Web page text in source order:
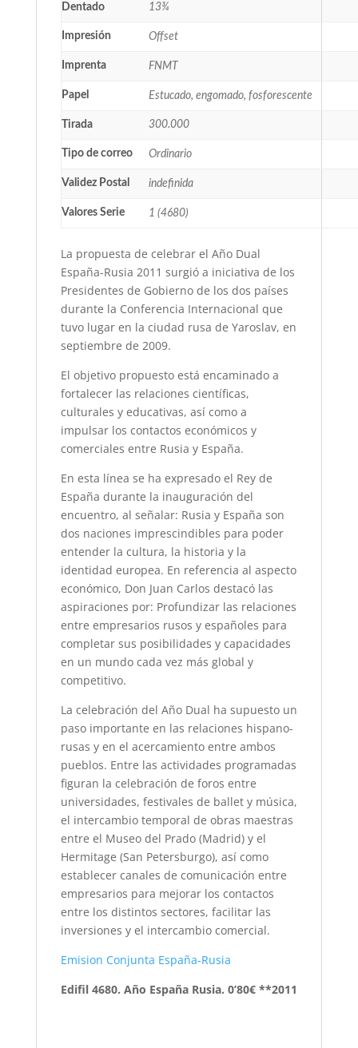
Dentado 13¾
Impresión Offset
Imprenta FNMT
Papel Estucado, engomado, fosforescente
Tirada 300.000
Tipo de correo Ordinario
Validez Postal indefinida
Valores Serie 1 (4680)
La propuesta de celebrar el Año Dual
España-Rusia 2011 surgió a iniciativa de los
Presidentes de Gobierno de los dos países
durante la Conferencia Internacional que
tuvo lugar en la ciudad rusa de Yaroslav, en
septiembre de 2009.
El objetivo propuesto está encaminado a
fortalecer las relaciones científicas,
culturales y educativas, así como a
impulsar los contactos económicos y
comerciales entre Rusia y España.
En esta línea se ha expresado el Rey de
España durante la inauguración del
encuentro, al señalar: Rusia y España son
dos naciones imprescindibles para poder
entender la cultura, la historia y la
identidad europea. En referencia al aspecto
económico, Don Juan Carlos destacó las
aspiraciones por: Profundizar las relaciones
entre empresarios rusos y españoles para
completar sus posibilidades y capacidades
en un mundo cada vez más global y
competitivo.
La celebración del Año Dual ha supuesto un
paso importante en las relaciones hispano-
rusas y en el acercamiento entre ambos
pueblos. Entre las actividades programadas
figuran la celebración de foros entre
universidades, festivales de ballet y música,
el intercambio temporal de obras maestras
entre el Museo del Prado (Madrid) y el
Hermitage (San Petersburgo), así como
establecer canales de comunicación entre
empresarios para mejorar los contactos
entre los distintos sectores, facilitar las
inversiones y el intercambio comercial.
Emision Conjunta España-Rusia
Edifil 4680. Año España Rusia. 0’80€ **2011